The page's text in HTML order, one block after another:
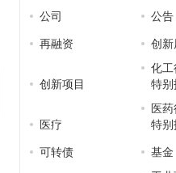
公司 公告
再融资 创新
创新项目
化工
特别
医疗
医
特别
可转债 基金